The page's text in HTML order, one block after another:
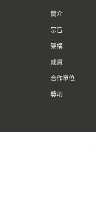
簡介
宗旨
架構
成員
合作單位
奬項